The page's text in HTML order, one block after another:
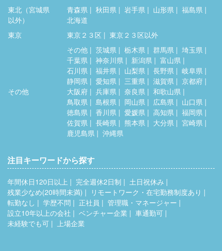
東北（宮城県
以外）
青森県 秋田県 岩手県 山形県
福島県
北海道
東京
東京２３区 東京２３区以外
その他
その他 茨城県 栃木県 群馬県
埼玉県
千葉県
神奈川県 新潟県
富山県
石川県
福井県 山梨県 長野県
岐阜県
静岡県
愛知県 三重県 滋賀県
京都府
大阪府
兵庫県 奈良県
和歌山県
鳥取県
島根県 岡山県 広島県
山口県
徳島県
香川県 愛媛県 高知県
福岡県
佐賀県
長崎県 熊本県 大分県
宮崎県
鹿児島県
沖縄県
注目キーワードから探す
年間休日120日以上 完全週休2日制
土日祝休み
残業少なめ(20時間未満)
リモートワーク・在宅勤務制度あり
転勤なし
学歴不問 正社員
管理職・マネージャー
設立10年以上の会社
ベンチャー企業
車通勤可
未経験でも可
上場企業